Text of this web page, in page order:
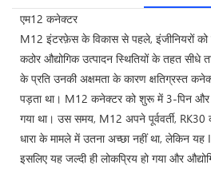
एम12 कनेक्टर
M12 इंटरफ़ेस के विकास से पहले, इंजीनियरों को
कठोर औद्योगिक उत्पादन स्थितियों के तहत सीधे
के प्रति उनकी अक्षमता के कारण क्षतिग्रस्त
पड़ता था। M12 कनेक्टर को शुरू में 3-पिन और
गया था। उस समय, M12 अपने पूर्ववर्ती,
धारा के मामले में उतना अच्छा नहीं था, लेकिन यह
इसलिए यह जल्दी ही लोकप्रिय हो गया और